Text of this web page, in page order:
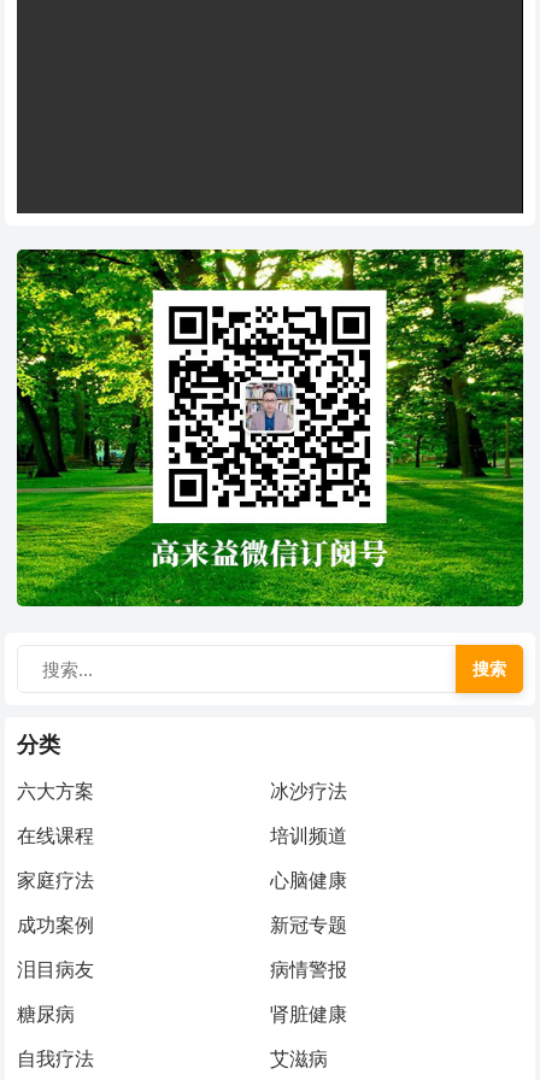
搜索
分类
六大方案
冰沙疗法
在线课程
培训频道
家庭疗法
心脑健康
成功案例
新冠专题
泪目病友
病情警报
糖尿病
肾脏健康
自我疗法
艾滋病